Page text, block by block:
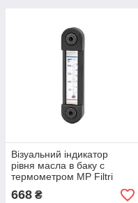
Візуальний індикатор
рівня масла в баку c
термометром MP Filtri
LVA20TAPM12S01
668 ₴